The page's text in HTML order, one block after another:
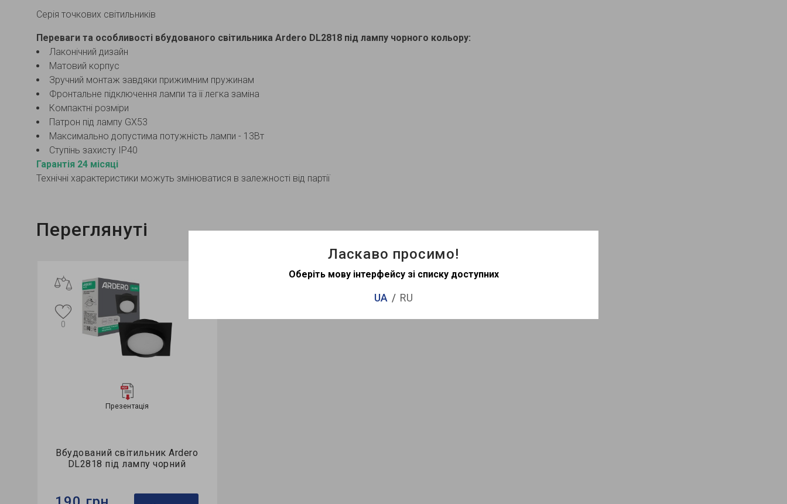
Серія точкових світильників
Переваги та особливості вбудованого світильника Ardero DL2818 під лампу чорного кольору:
Лаконічний дизайн
Матовий корпус
Зручний монтаж завдяки прижимним пружинам
Фронтальне підключення лампи та її легка заміна
Компактні розміри
Патрон під лампу GХ53
Максимально допустима потужність лампи - 13Вт
Ступінь захисту IP40
Гарантія 24 місяці
Технічні характеристики можуть змінюватися в залежності від партії
Переглянуті
Презентація
Вбудований світильник Ardero
DL2818 під лампу чорний
0
Ласкаво просимо!
Оберіть мову інтерфейсу зі списку доступних
UA RU